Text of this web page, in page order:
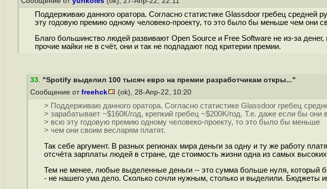
Поддерживаю данного оратора. Согласно статистике Glassdoor гребец средней
эту годовую премию одному человеко-проекту, то это было бы меньше чем они
Благо большинство людей развивают Open Source и Free Software не из-за
прочие майки не в счёт, они и так не подпадают под критерии премии.
33. "Spotify выделил 100 тысяч евро на премии разработчикам откры..."
Сообщение от freehck (ok), 28-Апр-22, 10:20
> Поддерживаю данного оратора. Согласно статистике Glassdoor гребец
> зарабатывает ~$160К/год, крепкий гребец ~$200K/год. Т.е. даже если бы они
> всю эту годовую премию одному человеко-проекту, то это было бы меньше
> чем они своим весларям платят.
Так себе аргумент. В разных регионах мира деньги за одну и ту же работу
отсчёта зарплаты людей в стране, где стоимость жизни одна из самых
Тем не менее, любые выделенные деньги -- это сумма больше нуля, который
- не нашего ума дело. Сколько сочли нужным, столько и выделили. Бюджеты